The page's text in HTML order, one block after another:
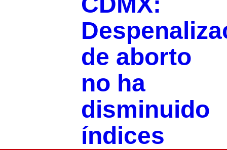
de aborto
no ha
disminuido
índices